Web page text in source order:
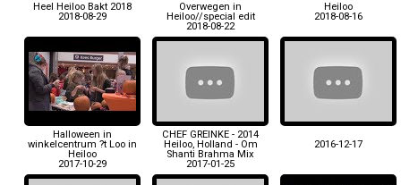
Heel Heiloo Bakt 2018
2018-08-29
Overwegen in
Heiloo//special edit
2018-08-22
Heiloo
2018-08-16
Halloween in
winkelcentrum ?t Loo in
Heiloo
2017-10-29
CHEF GREINKE - 2014
Heiloo, Holland - Om
Shanti Brahma Mix
2017-01-25
2016-12-17